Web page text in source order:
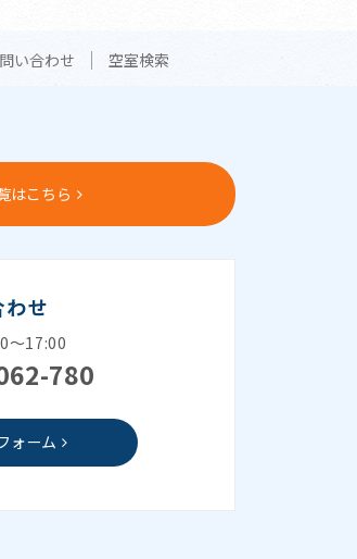
い合わせ 空室検索
はこちら
わせ
～17:00
780
ォーム